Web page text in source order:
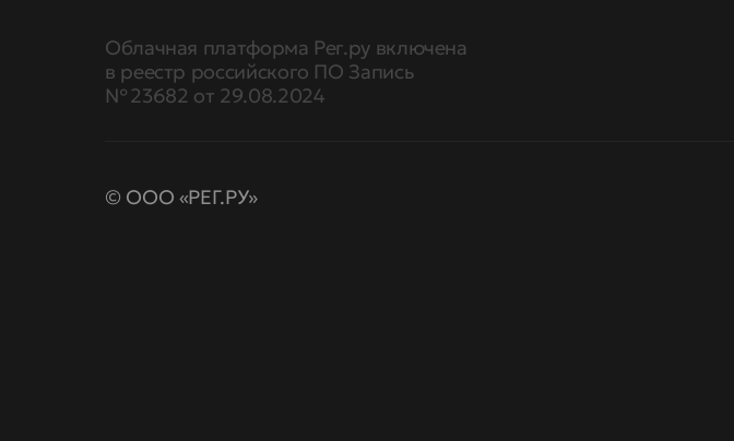
Облачная платформа Рег.ру включена
в реестр российского ПО Запись
№ 23682 от 29.08.2024
© ООО «РЕГ.РУ»